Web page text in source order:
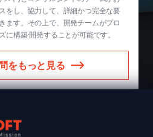
をし、協力して、詳細かつ完全な要
ます。その上で、開発チームがプロ
構築·開発することが可能です。
をもっと見る